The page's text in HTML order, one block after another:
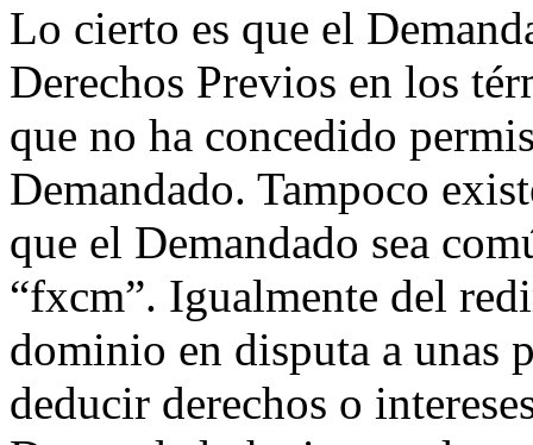
Lo cierto es que el
Derechos Previos en los
que no ha concedido
Demandado. Tampoco
que el Demandado sea
“fxcm”. Igualmente del
dominio en disputa a unas
deducir derechos o